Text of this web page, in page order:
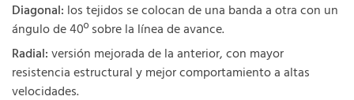
Diagonal: los tejidos se colocan de una banda a otra con un
ángulo de 40º sobre la línea de avance.
Radial:versión mejorada de la anterior, con mayor
resistencia estructural y mejor comportamiento a altas
velocidades.